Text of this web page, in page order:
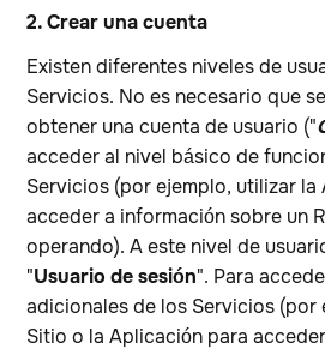
2. Crear una cuenta
Existen diferentes niveles de
Servicios. No es necesario que
obtener una cuenta de usuario ("
acceder al nivel básico de
Servicios (por ejemplo, utilizar la
acceder a información sobre un
operando). A este nivel de
"Usuario de sesión". Para
adicionales de los Servicios (por
Sitio o la Aplicación para